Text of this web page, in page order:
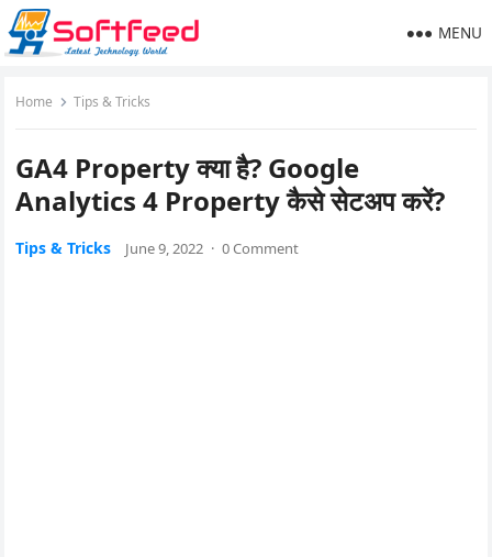
MENU
Home Tips & Tricks
GA4 Property क्या है? Google
Analytics 4 Property कैसे सेटअप करें?
Tips & Tricks June 9, 2022 · 0 Comment